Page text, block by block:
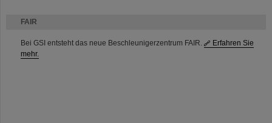
FAIR
Bei GSI entsteht das neue Beschleunigerzentrum FAIR.
Erfahren Sie
mehr.